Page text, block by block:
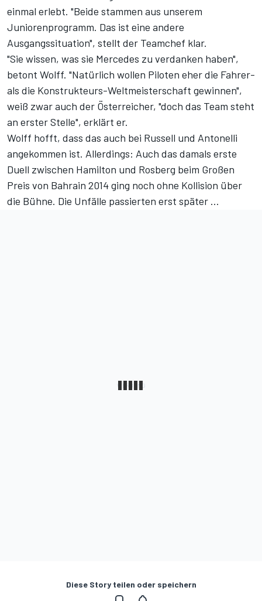
einmal erlebt. "Beide stammen aus unserem
Juniorenprogramm. Das ist eine andere
Ausgangssituation", stellt der Teamchef klar.
"Sie wissen, was sie Mercedes zu verdanken haben",
betont Wolff. "Natürlich wollen Piloten eher die Fahrer-
als die Konstrukteurs-Weltmeisterschaft gewinnen",
weiß zwar auch der Österreicher, "doch das Team steht
an erster Stelle", erklärt er.
Wolff hofft, dass das auch bei Russell und Antonelli
angekommen ist. Allerdings: Auch das damals erste
Duell zwischen Hamilton und Rosberg beim Großen
Preis von Bahrain 2014ging noch ohne Kollision über
die Bühne. Die Unfälle passierten erst später ...
Diese Story teilen oder speichern